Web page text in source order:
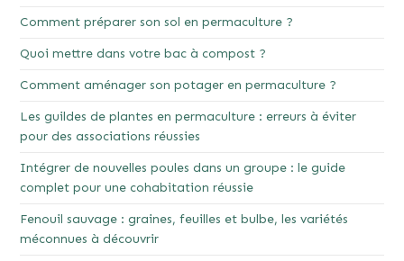
Comment préparer son sol en permaculture ?
Quoi mettre dans votre bac à compost ?
Comment aménager son potager en permaculture ?
Les guildes de plantes en permaculture : erreurs à éviter
pour des associations réussies
Intégrer de nouvelles poules dans un groupe : le guide
complet pour une cohabitation réussie
Fenouil sauvage : graines, feuilles et bulbe, les variétés
méconnues à découvrir